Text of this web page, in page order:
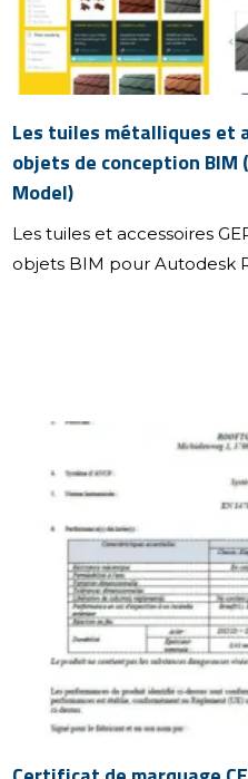
Les tuiles métalliques et
objets de conception
Model)
Les tuiles et accessoires
objets BIM pour Autodesk